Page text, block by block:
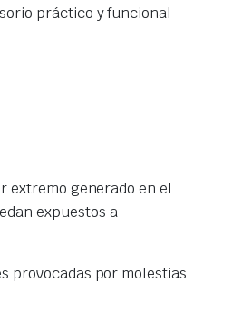
práctico y funcional
extremo generado en el
expuestos a
provocadas por molestias